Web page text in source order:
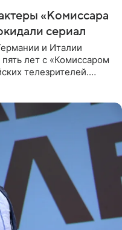
«Комиссара
сериал
и Италии
лет с «Комиссаром
телезрителей.